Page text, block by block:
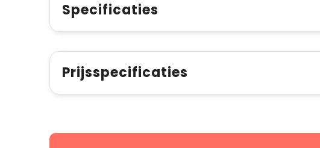
Specificaties
Prijsspecificaties